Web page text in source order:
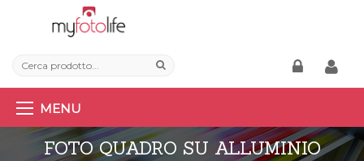
MENU
FOTO QUADRO SU ALLUMINIO